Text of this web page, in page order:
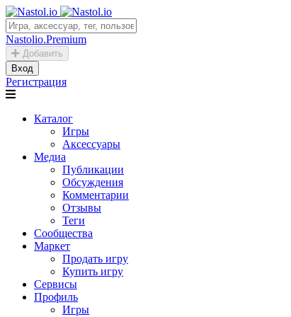
Nastolio.Premium
Добавить
Вход
Регистрация
Каталог
Игры
Аксессуары
Медиа
Публикации
Обсуждения
Комментарии
Отзывы
Теги
Сообщества
Маркет
Продать игру
Купить игру
Сервисы
Профиль
Игры